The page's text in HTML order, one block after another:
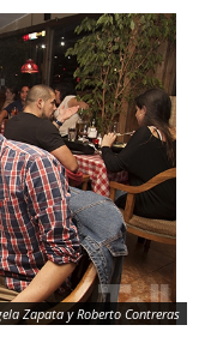
Zapata y Roberto Contreras